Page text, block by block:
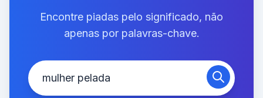
Encontre piadas pelo significado, não
apenas por palavras-chave.